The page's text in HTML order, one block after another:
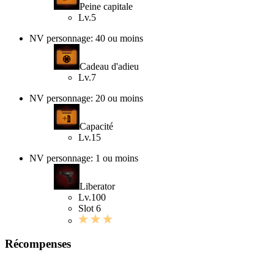
Peine capitale
Lv.5
NV personnage: 40 ou moins
Cadeau d'adieu
Lv.7
NV personnage: 20 ou moins
Capacité
Lv.15
NV personnage: 1 ou moins
Liberator
Lv.100
Slot 6
Récompenses